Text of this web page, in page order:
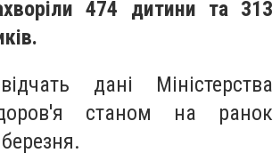
474 дитини та 313
дані Міністерства
станом на ранок